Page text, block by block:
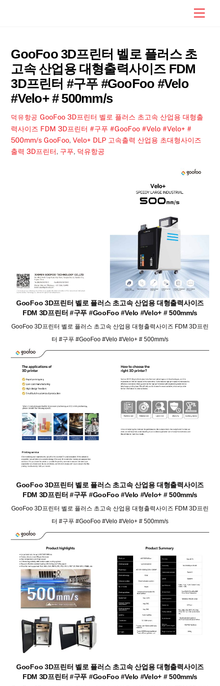
GooFoo 3D프린터 벨로 플러스 초
고속 산업용 대형출력사이즈 FDM
3D프린터 #구푸 #GooFoo #Velo
#Velo+ # 500mm/s
덕유항공 GooFoo 3D프린터 벨로 플러스 초고속 산업용 대형출
력사이즈 FDM 3D프린터 #구푸 #GooFoo #Velo #Velo+ #
500mm/s GooFoo,Velo+ DLP 고속출력 산업용 초대형사이즈
출력 3D프린터, 구푸, 덕유항공
GooFoo 3D프린터 벨로 플러스 초고속 산업용 대형출력사이즈
FDM 3D프린터 #구푸 #GooFoo #Velo #Velo+ # 500mm/s
GooFoo 3D프린터 벨로 플러스 초고속 산업용 대형출력사이즈 FDM 3D프린
터 #구푸 #GooFoo #Velo #Velo+ # 500mm/s
GooFoo 3D프린터 벨로 플러스 초고속 산업용 대형출력사이즈
FDM 3D프린터 #구푸 #GooFoo #Velo #Velo+ # 500mm/s
GooFoo 3D프린터 벨로 플러스 초고속 산업용 대형출력사이즈 FDM 3D프린
터 #구푸 #GooFoo #Velo #Velo+ # 500mm/s
GooFoo 3D프린터 벨로 플러스 초고속 산업용 대형출력사이즈
FDM 3D프린터 #구푸 #GooFoo #Velo #Velo+ # 500mm/s